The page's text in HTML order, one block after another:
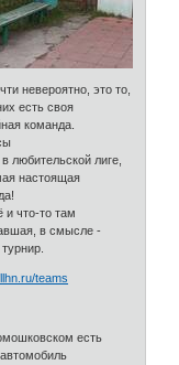
невероятно, это то,
есть своя
команда.
любительской лиге,
настоящая
и что-то там
в смысле -
teams
есть